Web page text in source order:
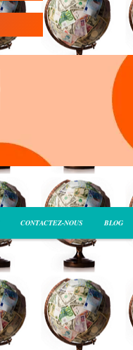
CONTACTEZ-NOUS BLOG